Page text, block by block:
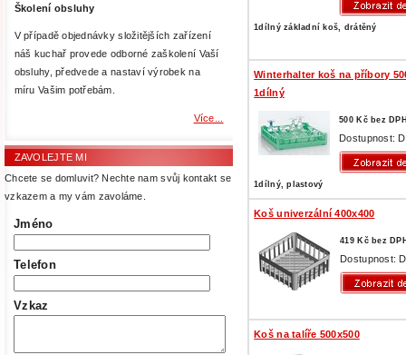
Školení obsluhy
V případě objednávky složitějších zařízení
náš kuchař provede odborné zaškolení Vaší
obsluhy, předvede a nastaví výrobek na
míru Vašim potřebám.
Více...
ZAVOLEJTE MI
Chcete se domluvit? Nechte nam svůj kontakt se
vzkazem a my vám zavoláme.
Jméno
Telefon
Vzkaz
1dílný základní koš, drátěný
Winterhalter koš na příbory
1dílný
500 Kč bez
Dostupnost:
1dílný, plastový
Koš univerzální 400x400
419 Kč bez
Dostupnost:
Koš na talíře 500x500